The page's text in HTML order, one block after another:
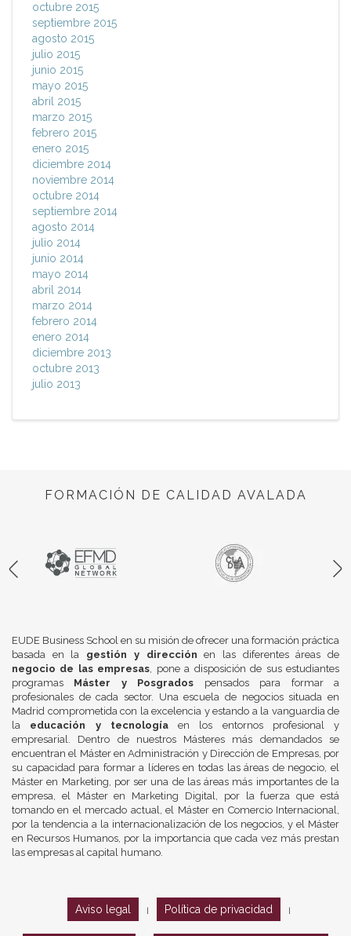
octubre 2015
septiembre 2015
agosto 2015
julio 2015
junio 2015
mayo 2015
abril 2015
marzo 2015
febrero 2015
enero 2015
diciembre 2014
noviembre 2014
octubre 2014
septiembre 2014
agosto 2014
julio 2014
junio 2014
mayo 2014
abril 2014
marzo 2014
febrero 2014
enero 2014
diciembre 2013
octubre 2013
julio 2013
FORMACIÓN DE CALIDAD AVALADA
EUDE Business School en su misión de ofrecer una formación práctica
basada en la gestión y dirección en las diferentes áreas de
negocio de las empresas, pone a disposición de sus estudiantes
programas Máster y Posgrados pensados para formar a
profesionales de cada sector. Una escuela de negocios situada en
Madrid comprometida con la excelencia y estando a la vanguardia de
la educación y tecnologíaen los entornos profesional y
empresarial. Dentro de nuestros Másteres más demandados se
encuentran el Máster en Administración y Dirección de Empresas, por
su capacidad para formar a líderes en todas las áreas de negocio, el
Máster en Marketing, por ser una de las áreas más importantes de la
empresa, el Máster en Marketing Digital, por la fuerza que está
tomando en el mercado actual, el Máster en Comercio Internacional,
por la tendencia a la internacionalización de los negocios, y el Máster
en Recursos Humanos, por la importancia que cada vez más prestan
las empresas al capital humano.
Aviso legal Política de privacidad